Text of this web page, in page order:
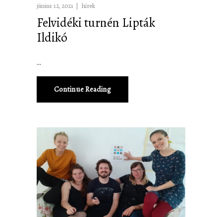
június 12, 2021 hírek
Felvidéki turnén Lipták
Ildikó
Continue Reading